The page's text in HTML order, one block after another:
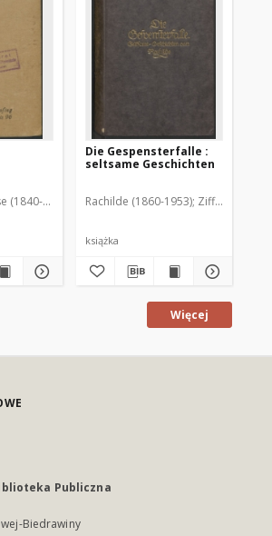
(1840-1897) Haastert, H. Fr. Oprac.
Die Gespensterfalle :
seltsame Geschichten
Rachilde (1860-1953) Zifferer, Paul.
książka
Więcej
Publiczna
Biedrawiny